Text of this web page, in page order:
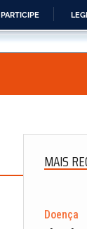
PARTICIPE
MAIS
Doença